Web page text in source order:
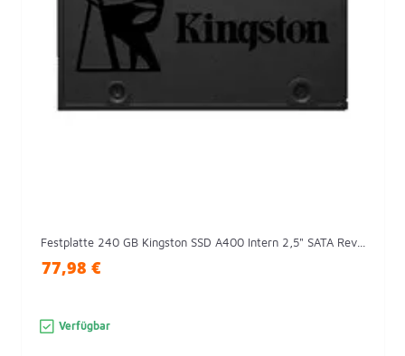
Festplatte 240 GB Kingston SSD A400 Intern 2,5" SATA Rev...
77,98 €
Verfügbar